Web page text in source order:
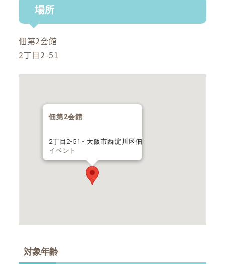
場所
佃第2会館
2丁目2-51
佃第2会館
2丁目2-51 - 大阪市西淀川区佃
イベント
対象年齢